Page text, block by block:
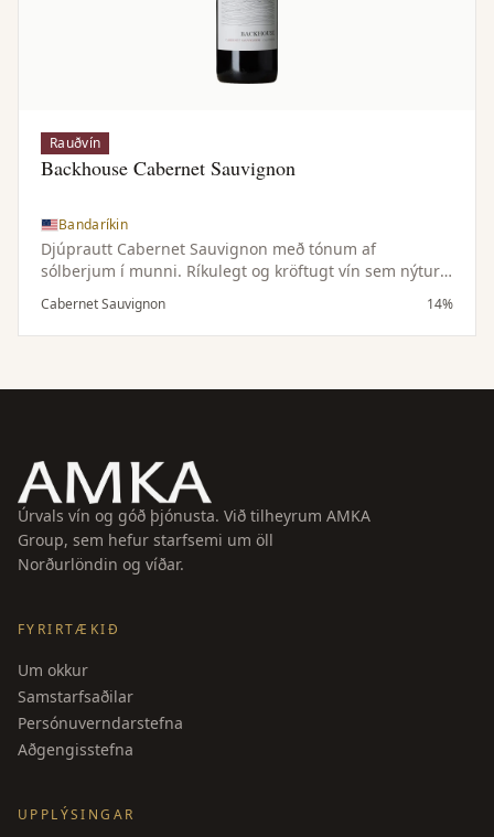
Rauðvín
Backhouse Cabernet Sauvignon
Bandaríkin
Djúprautt Cabernet Sauvignon með tónum af
sólberjum í munni. Ríkulegt og kröftugt vín sem nýtur
sín með ýmsum réttum, svo sem matarmiklum
pastaréttum og grilluðu kjöti eða grænmeti.
Cabernet Sauvignon 14%
Úrvals vín og góð þjónusta. Við tilheyrum AMKA
Group, sem hefur starfsemi um öll
Norðurlöndin og víðar.
FYRIRTÆKIÐ
Um okkur
Samstarfsaðilar
Persónuverndarstefna
Aðgengisstefna
UPPLÝSINGAR